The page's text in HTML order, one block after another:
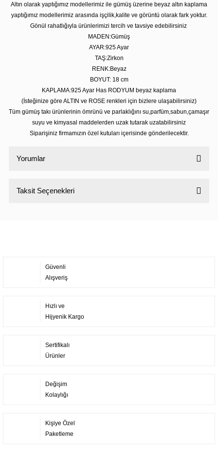
Altın olarak yaptığımız modellerimiz ile gümüş üzerine beyaz altın kaplama
yaptığımız modellerimiz arasında işçilik,kalite ve görüntü olarak fark yoktur.
Gönül rahatlığıyla ürünlerimizi tercih ve tavsiye edebilirsiniz
MADEN:Gümüş
AYAR:925 Ayar
TAŞ:Zirkon
RENK:Beyaz
BOYUT: 18 cm
KAPLAMA:925 Ayar Has RODYUM beyaz kaplama
(İsteğinize göre ALTIN ve ROSE renkleri için bizlere ulaşabilirsiniz)
Tüm gümüş takı ürünlerinin ömrünü ve parlaklığını su,parfüm,sabun,çamaşır
suyu ve kimyasal maddelerden uzak tutarak uzatabilirsiniz
Siparişiniz firmamızın özel kutuları içerisinde gönderilecektir.
Yorumlar
Taksit Seçenekleri
Güvenli
Alışveriş
Hızlı ve
Hijyenik Kargo
Sertifikalı
Ürünler
Değişim
Kolaylığı
Kişiye Özel
Paketleme